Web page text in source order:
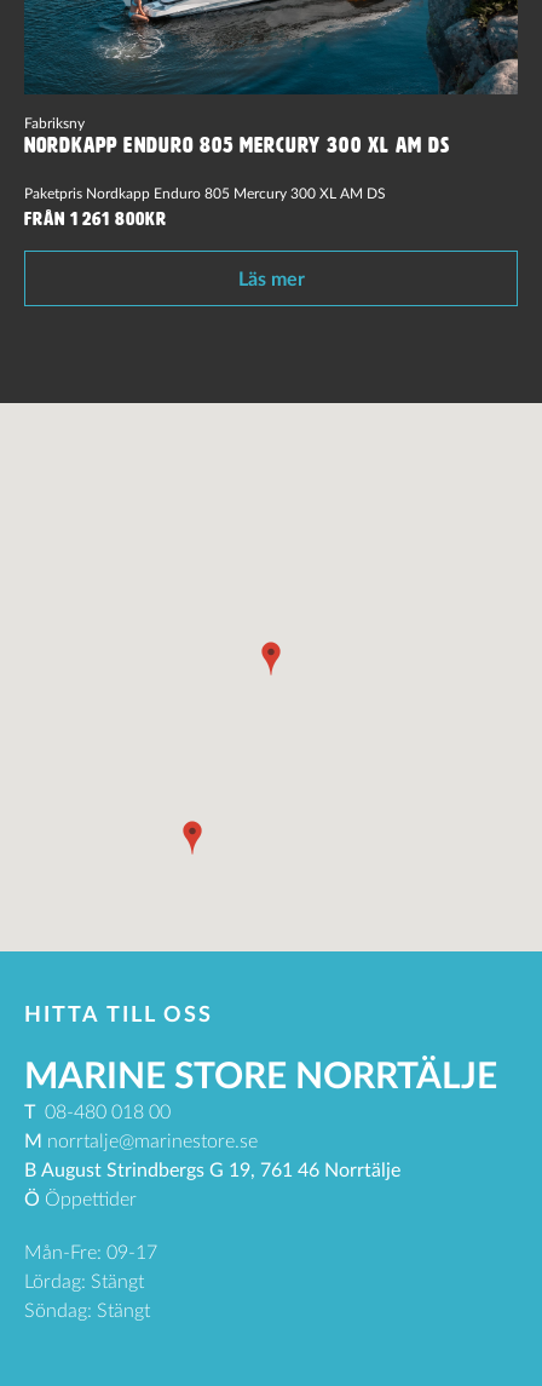
Fabriksny
Nordkapp Enduro 805 Mercury 300 XL AM DS
Paketpris Nordkapp Enduro 805 Mercury 300 XL AM DS
Från 1 261 800kr
Läs mer
HITTA TILL OSS
MARINE STORE NORRTÄLJE
T08-480 018 00
M norrtalje@marinestore.se
BAugust Strindbergs G 19, 761 46 Norrtälje
Ö Öppettider
Mån-Fre: 09-17
Lördag: Stängt
Söndag: Stängt